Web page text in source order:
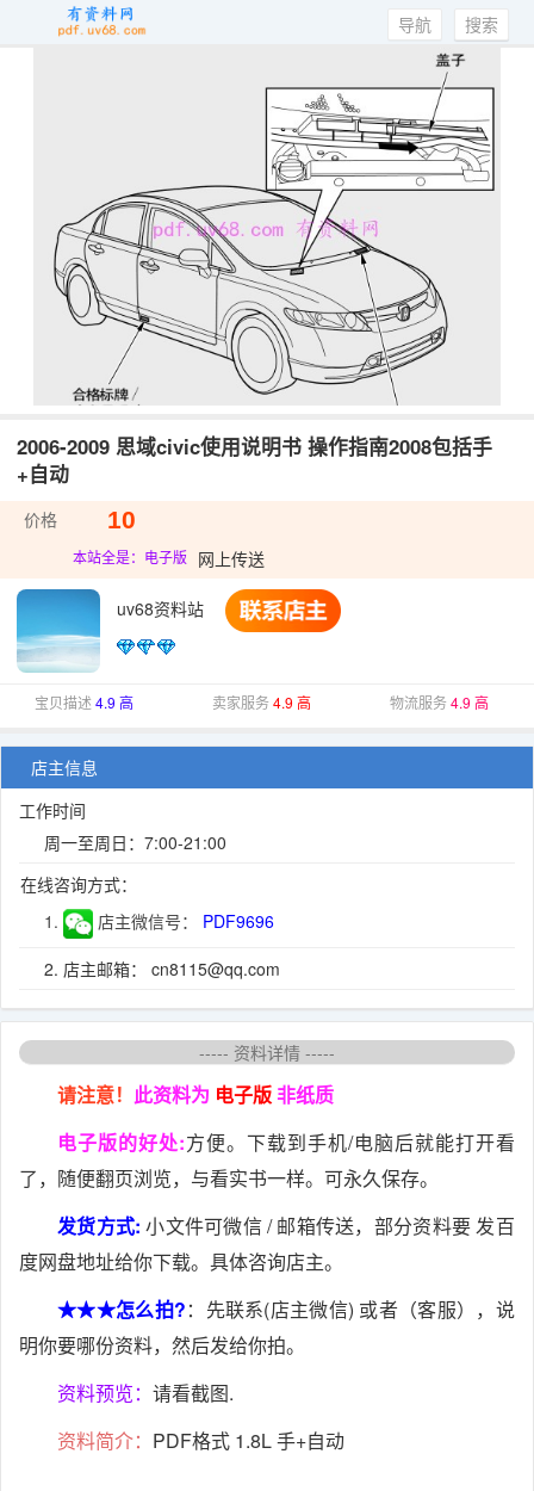
搜索
导航
2006-2009 思域civic使用说明书 操作指南2008包括手
+自动
价格 10
本站全是：电子版 网上传送
uv68资料站
宝贝描述 4.9 高 卖家服务4.9 高 物流服务4.9 高
店主信息
工作时间
周一至周日：7:00-21:00
在线咨询方式：
1.
店主微信号：
PDF9696
2. 店主邮箱： cn8115@qq.com
----- 资料详情 -----
请注意！ 此资料为 电子版非纸质
电子版的好处:方便。下载到手机/电脑后就能打开看
了，随便翻页浏览，与看实书一样。可永久保存。
发货方式: 小文件可微信 / 邮箱传送，部分资料要 发百
度网盘地址给你下载。具体咨询店主。
★★★怎么拍?：先联系(店主微信) 或者（客服），说
明你要哪份资料，然后发给你拍。
资料预览： 请看截图.
资料简介： PDF格式 1.8L 手+自动